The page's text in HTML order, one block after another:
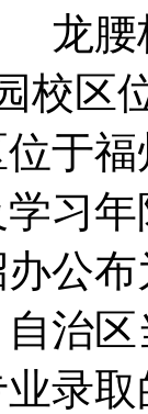
腰
区位
于
学习
公
治
录取